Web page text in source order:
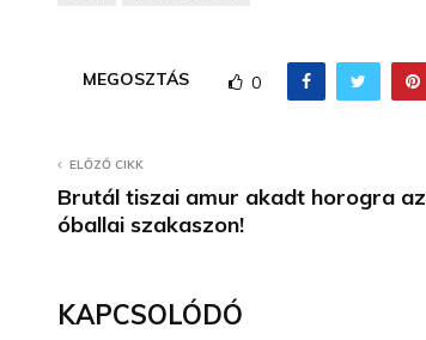
MEGOSZTÁS 0
ELŐZŐ CIKK
Brutál tiszai amur akadt horogra az
óballai szakaszon!
KAPCSOLÓDÓ